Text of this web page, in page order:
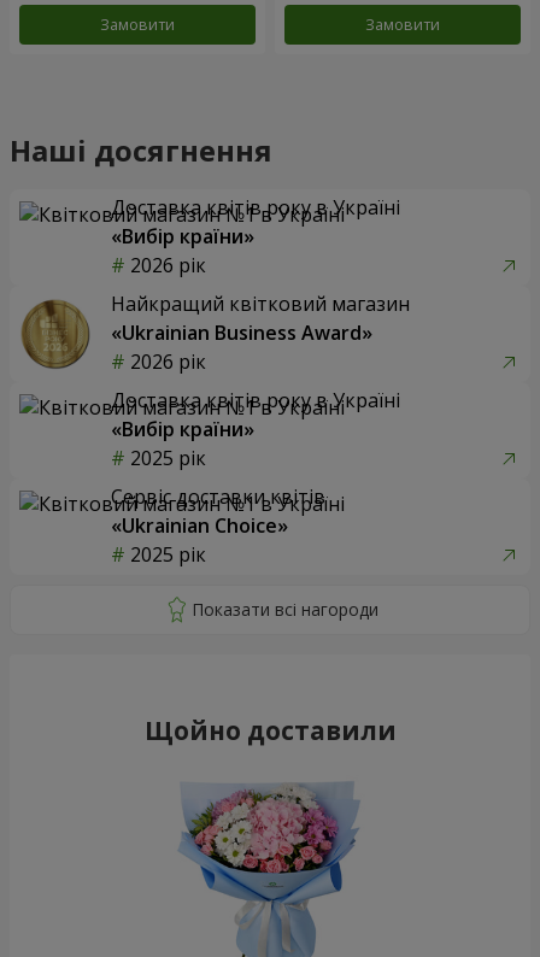
Замовити Замовити
Наші досягнення
Доставка квітів року в Україні
«Вибір країни»
2026 рік
Найкращий квітковий магазин
«Ukrainian Business Award»
2026 рік
Доставка квітів року в Україні
«Вибір країни»
2025 рік
Сервіс доставки квітів
«Ukrainian Choice»
2025 рік
Щойно доставили